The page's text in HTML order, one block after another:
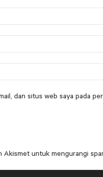
dan situs web saya pada
Akismet untuk mengurangi